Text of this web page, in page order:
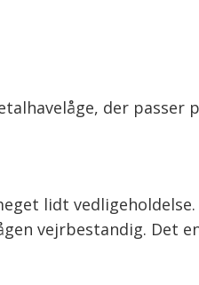
der
lidt
vejrbestandig. Det